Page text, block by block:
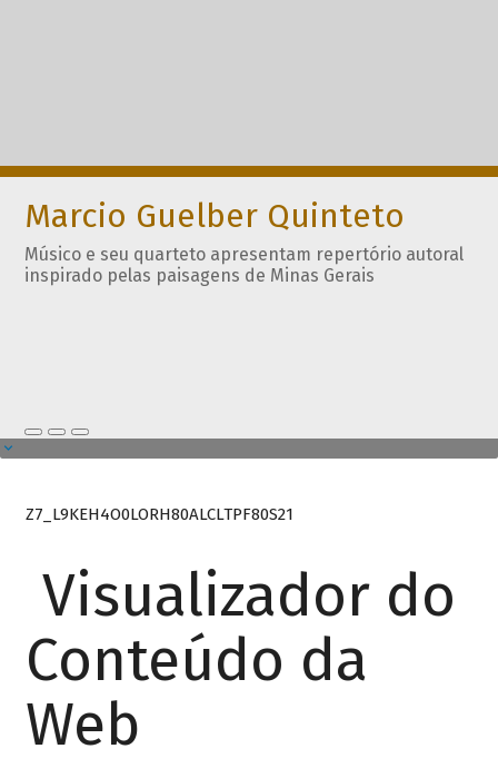
Marcio Guelber Quinteto
Músico e seu quarteto apresentam repertório autoral
inspirado pelas paisagens de Minas Gerais
Z7_L9KEH4O0LORH80ALCLTPF80S21
Visualizador do
Conteúdo da
Web